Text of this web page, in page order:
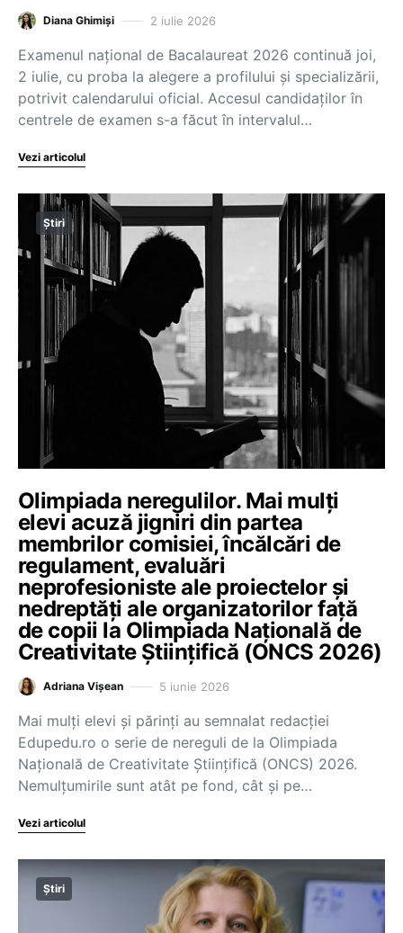
Diana Ghimiși 2 iulie 2026
Examenul național de Bacalaureat 2026 continuă joi,
2 iulie, cu proba la alegere a profilului și specializării,
potrivit calendarului oficial. Accesul candidaților în
centrele de examen s-a făcut în intervalul…
Vezi articolul
Știri
Olimpiada neregulilor. Mai mulți
elevi acuză jigniri din partea
membrilor comisiei, încălcări de
regulament, evaluări
neprofesioniste ale proiectelor și
nedreptăți ale organizatorilor față
de copii la Olimpiada Națională de
Creativitate Științifică (ONCS 2026)
Adriana Vișean 5 iunie 2026
Mai mulți elevi și părinți au semnalat redacției
Edupedu.ro o serie de nereguli de la Olimpiada
Națională de Creativitate Științifică (ONCS) 2026.
Nemulțumirile sunt atât pe fond, cât și pe…
Vezi articolul
Știri